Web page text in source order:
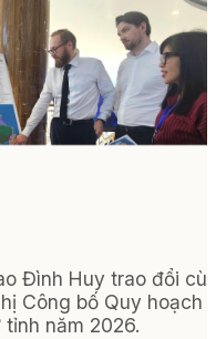
Đình Huy trao đổi
Công bố Quy hoạch
năm 2026.